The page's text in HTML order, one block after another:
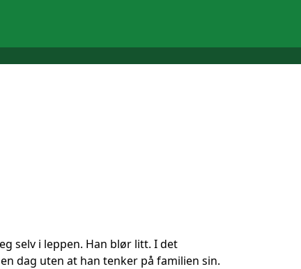
selv i leppen. Han blør litt. I det
dag uten at han tenker på familien sin.